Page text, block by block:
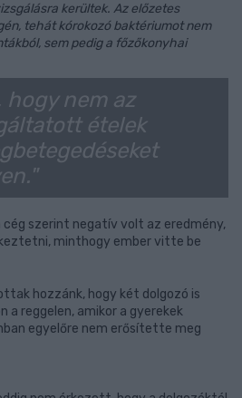
kerültek. Az előzetes
tehát kórokozó baktériumot nem
sem pedig a főzőkonyhai
hogy nem az
ételek
cég szerint negatív volt az eredmény,
minthogy ember vitte be
hozzánk, hogy két dolgozó is
a reggelen, amikor a gyerekek
egyelőre nem erősítette meg